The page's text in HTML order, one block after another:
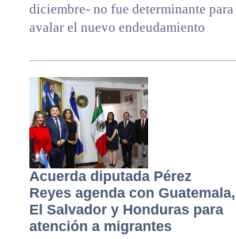
diciembre- no fue determinante para
avalar el nuevo endeudamiento
Acuerda diputada Pérez
Reyes agenda con Guatemala,
El Salvador y Honduras para
atención a migrantes